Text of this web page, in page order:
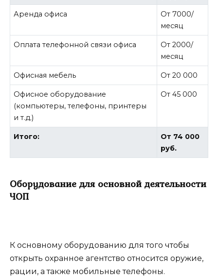
Аренда офиса
От 7000/
месяц
Оплата телефонной связи офиса
От 2000/
месяц
Офисная мебель От 20 000
Офисное оборудование
(компьютеры, телефоны, принтеры
и т.д.)
От 45 000
Итого:
От 74 000
руб.
Оборудование для основной деятельности
ЧОП
К основному оборудованию для того чтобы
открыть охранное агентство относится оружие,
рации, а также мобильные телефоны.